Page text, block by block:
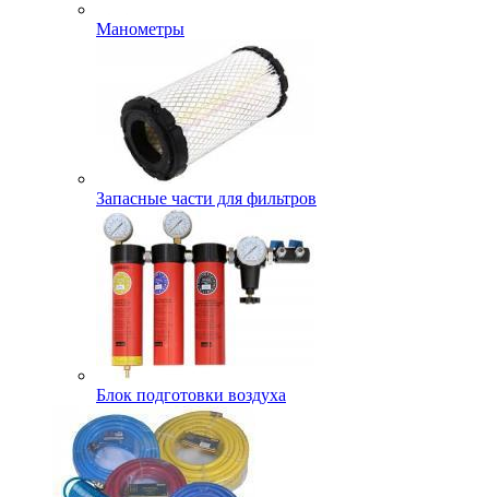
Манометры
Запасные части для фильтров
Блок подготовки воздуха